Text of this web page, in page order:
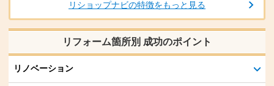
リショップナビの特徴をもっと見る
リフォーム箇所別 成功のポイント
リノベーション